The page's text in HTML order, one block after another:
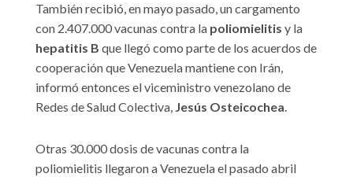
También recibió, en mayo pasado, un cargamento
con 2.407.000 vacunas contra la poliomielitis y la
hepatitis B que llegó como parte de los acuerdos de
cooperación que Venezuela mantiene con Irán,
informó entonces el viceministro venezolano de
Redes de Salud Colectiva, Jesús Osteicochea.
Otras 30.000 dosis de vacunas contra la
poliomielitis llegaron a Venezuela el pasado abril